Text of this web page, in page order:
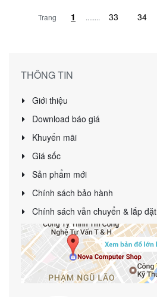
Trang ........
THÔNG TIN
Giới thiệu
Download báo giá
Khuyến mãi
Giá sốc
Sản phẩm mới
Chính sách bảo hành
Chính sách vẫn chuyển & lắp đặt